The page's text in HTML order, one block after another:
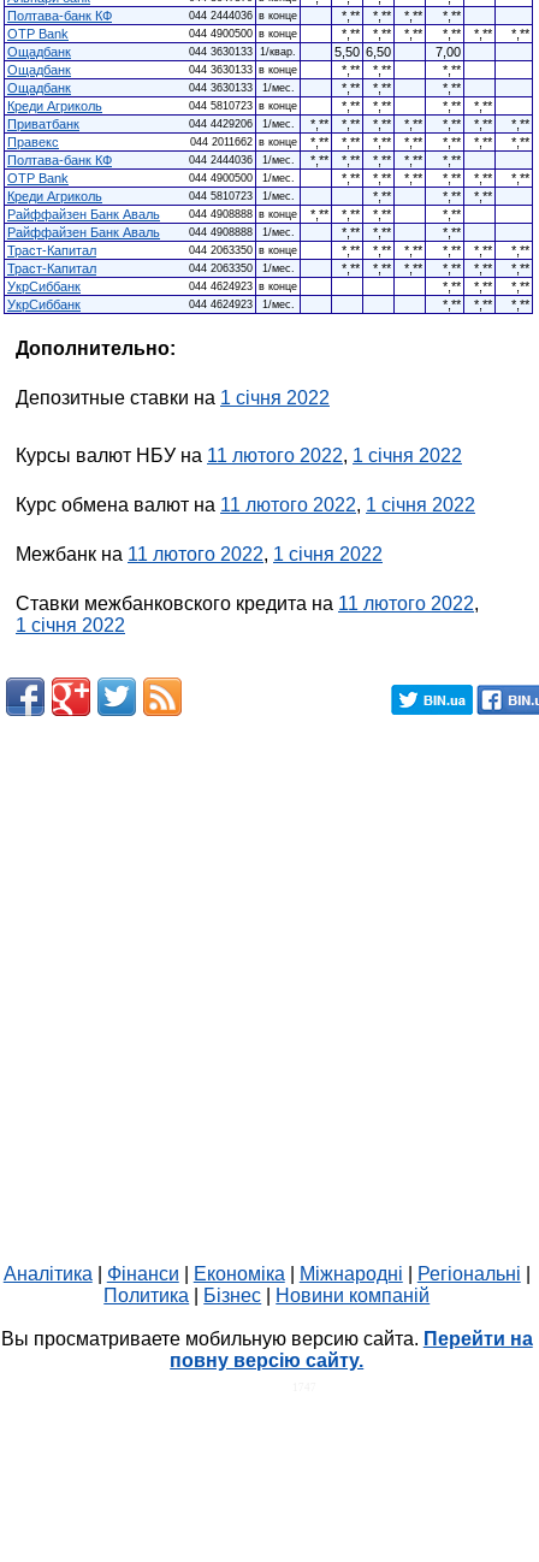
Полтава-банк КФ
044 2444036 в конце *,** *,** *,**
*,**
OTP Bank
044 4900500 в конце *,** *,** *,** *,** *,**
*,**
Ощадбанк
044 3630133 1/квар. 5,50 6,50
7,00
Ощадбанк
044 3630133 в конце *,** *,**
*,**
Ощадбанк
044 3630133 1/мес. *,** *,**
*,**
Креди Агриколь
044 5810723 в конце *,** *,** *,**
*,**
Приватбанк
044 4429206 1/мес. *,** *,** *,** *,** *,** *,**
*,**
Правекс
044 2011662 в конце *,** *,** *,** *,** *,** *,**
*,**
Полтава-банк КФ
044 2444036 1/мес. *,** *,** *,** *,**
*,**
OTP Bank
044 4900500 1/мес. *,** *,** *,** *,** *,**
*,**
Креди Агриколь
044 5810723 1/мес. *,** *,**
*,**
Райффайзен Банк Аваль
044 4908888 в конце *,** *,** *,**
*,**
Райффайзен Банк Аваль
044 4908888 1/мес. *,** *,**
*,**
Траст-Капитал
044 2063350 в конце *,** *,** *,** *,** *,**
*,**
Траст-Капитал
044 2063350 1/мес. *,** *,** *,** *,** *,**
*,**
УкрСиббанк
044 4624923 в конце *,** *,**
*,**
УкрСиббанк
044 4624923 1/мес. *,** *,** *,**
Дополнительно:
Депозитные ставки на 1 січня 2022
Курсы валют НБУ на 11 лютого 2022, 1 січня 2022
Курс обмена валют на 11 лютого 2022, 1 січня 2022
Межбанк на 11 лютого 2022, 1 січня 2022
Ставки межбанковского кредита на 11 лютого 2022,
1 січня 2022
Аналітика Фінанси Економіка Міжнародні Регіональні
Политика
Бізнес Новини компаній
Вы просматриваете мобильную версию сайта. Перейти на
повну версію сайту.